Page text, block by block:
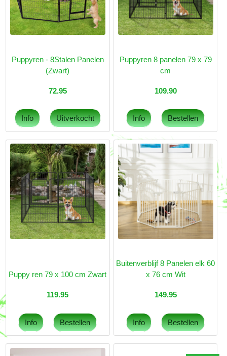
Puppyren - 8Stalen Panelen
(Zwart)
72.95
Puppyren 8 panelen 79 x 79
cm
109.90
Puppy ren 79 x 100 cm Zwart
119.95
Buitenverblijf 8 Panelen elk 60
x 76 cm Wit
149.95